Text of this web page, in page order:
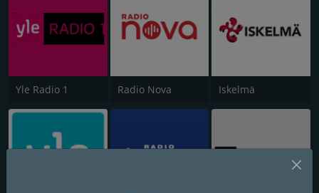
Yle Radio 1 Radio Nova Iskelmä